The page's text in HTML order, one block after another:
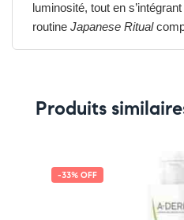
luminosité, tout en
routine Japanese Ritual
REVOX B77
ULTRA
Effet express en
Produits
-33% OFF